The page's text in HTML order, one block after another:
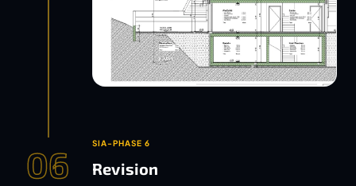
06 SIA-PHASE 6
Revision